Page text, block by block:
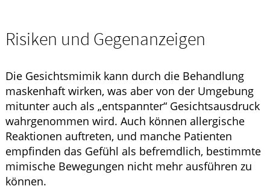
Risiken und Gegenanzeigen
Die Gesichtsmimik kann durch die Behandlung
maskenhaft wirken, was aber von der Umgebung
mitunter auch als „entspannter“ Gesichtsausdruck
wahrgenommen wird. Auch können allergische
Reaktionen auftreten, und manche Patienten
empfinden das Gefühl als befremdlich, bestimmte
mimische Bewegungen nicht mehr ausführen zu
können.